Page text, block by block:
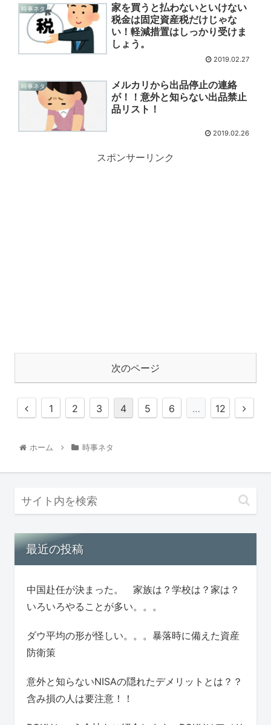
時事ネタ
家を買うと払わないといけない
税金は固定資産税だけじゃな
い！軽減措置はしっかり受けま
しょう。
2019.02.27
時事ネタ
メルカリから出品停止の連絡
が！！意外と知らない出品禁止
品リスト！
2019.02.26
スポンサーリンク
次のページ
1 2 3 4 5 6 … 12
ホーム 時事ネタ
最近の投稿
中国赴任が決まった。 家族は？学校は？家は？
いろいろやることが多い。。。
ダウ平均の形が怪しい。。。暴落時に備えた資産
防衛策
意外と知らないNISAの隠れたデメリットとは？？
含み損の人は要注意！！